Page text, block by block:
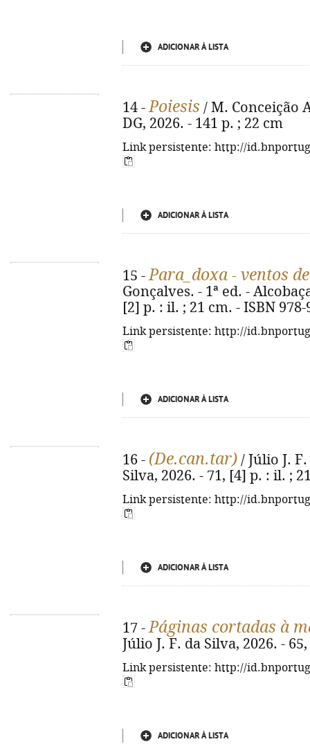
ADICIONAR À LISTA
14 -Poiesis / M. Conceição
DG, 2026. - 141 p. ; 22 cm
Link persistente: http://
ADICIONAR À LISTA
15 -Para_doxa - ventos
Gonçalves. - 1ª ed. -
[2] p. : il. ; 21 cm. - ISBN 978-
Link persistente: http://
ADICIONAR À LISTA
16 - (De.can.tar) / Júlio J.
Silva, 2026. - 71, [4] p. : il. ;
Link persistente: http://
ADICIONAR À LISTA
17 -Páginas cortadas à
Júlio J. F. da Silva, 2026. -
Link persistente: http://
ADICIONAR À LISTA